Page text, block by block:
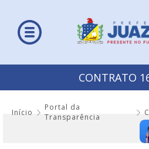
CONTRATO
Início
Portal da
Transparência